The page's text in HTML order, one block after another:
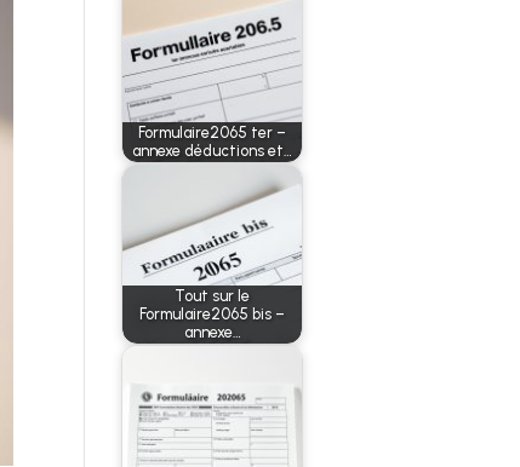
Formulaire2065 ter –
annexe déductions et…
Tout sur le
Formulaire2065 bis –
annexe…